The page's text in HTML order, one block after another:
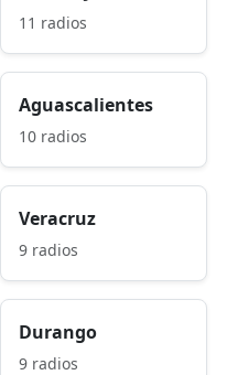
11 radios
Aguascalientes
10 radios
Veracruz
9 radios
Durango
9 radios